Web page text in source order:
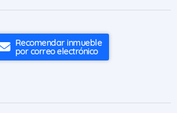
Recomendar inmueble
por correo electrónico